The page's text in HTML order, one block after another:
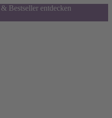
Bestseller entdecken